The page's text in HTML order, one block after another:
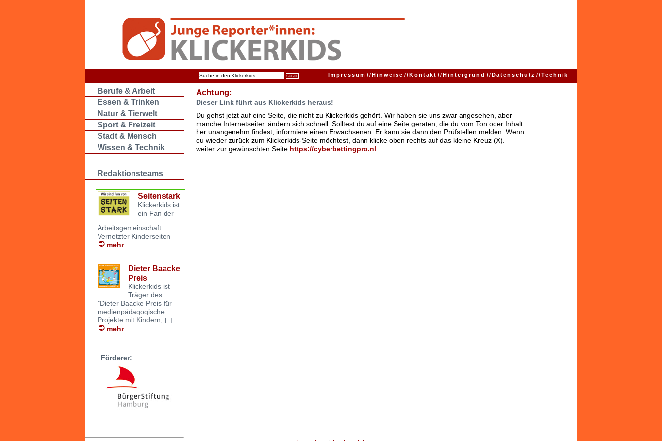
Impressum //Hinweise //Kontakt //Hintergrund //Datenschutz //Technik
Berufe & Arbeit
Essen & Trinken
Natur & Tierwelt
Sport & Freizeit
Stadt & Mensch
Wissen & Technik
Redaktionsteams
Seitenstark
Klickerkids ist
ein Fan der
Arbeitsgemeinschaft
Vernetzter Kinderseiten
mehr
Dieter Baacke
Preis
Klickerkids ist
Träger des
"Dieter Baacke Preis für
medienpädagogische
Projekte mit Kindern, [...]
mehr
Förderer:
Achtung:
Dieser Link führt aus Klickerkids heraus!
Du gehst jetzt auf eine Seite, die nicht zu Klickerkids gehört. Wir haben sie uns zwar angesehen, aber
manche Internetseiten ändern sich schnell. Solltest du auf eine Seite geraten, die du vom Ton oder Inhalt
her unangenehm findest, informiere einen Erwachsenen. Er kann sie dann den Prüfstellen melden. Wenn
du wieder zurück zum Klickerkids-Seite möchtest, dann klicke oben rechts auf das kleine Kreuz (X).
weiter zur gewünschten Seite https://cyberbettingpro.nl